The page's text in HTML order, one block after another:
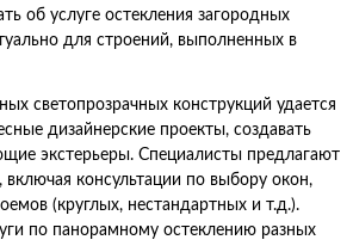
об услуге остекления загородных
для строений, выполненных в
светопрозрачных конструкций удается
дизайнерские проекты, создавать
экстерьеры. Специалисты предлагают
консультации по выбору окон,
(круглых, нестандартных и т.д.).
по панорамному остеклению разных